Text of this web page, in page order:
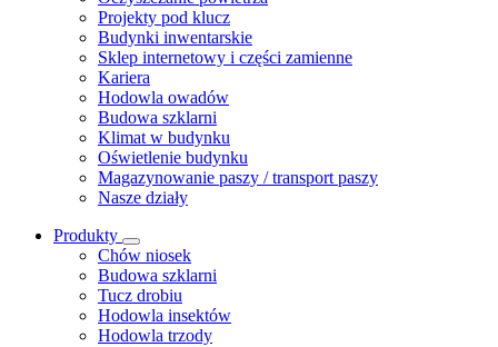
Projekty pod klucz
Budynki inwentarskie
Sklep internetowy i części zamienne
Kariera
Hodowla owadów
Budowa szklarni
Klimat w budynku
Oświetlenie budynku
Magazynowanie paszy / transport paszy
Nasze działy
Produkty
Chów niosek
Budowa szklarni
Tucz drobiu
Hodowla insektów
Hodowla trzody